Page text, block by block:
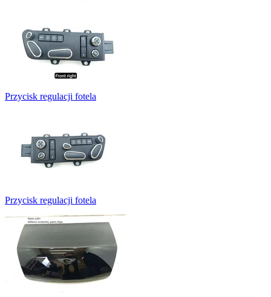
Przycisk regulacji fotela
Przycisk regulacji fotela